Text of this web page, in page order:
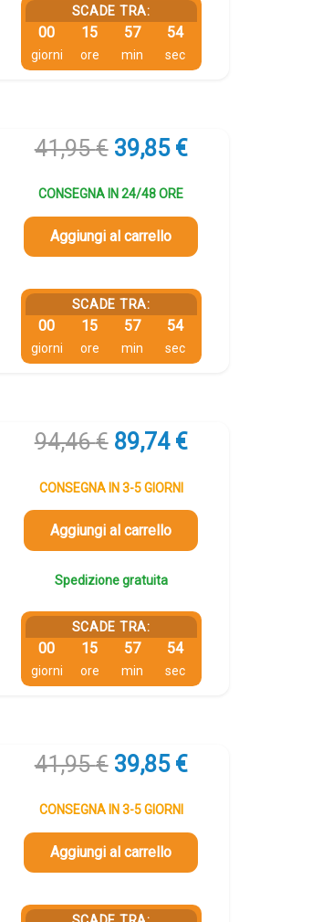
SCADE TRA:
00
giorni
15
ore
57
min
53
sec
41,95€ Il
originale
era:
41,95 €.
39,85 €Il
è:
CONSEGNA IN 24/48 ORE
Aggiungi al carrello
SCADE TRA:
00
giorni
15
ore
57
min
53
sec
94,46€ Il
originale
era:
94,46 €.
89,74 €Il
è:
CONSEGNA IN 3-5 GIORNI
Aggiungi al carrello
Spedizione gratuita
SCADE TRA:
00
giorni
15
ore
57
min
53
sec
41,95€ Il
originale
era:
41,95 €.
39,85 €Il
è:
CONSEGNA IN 3-5 GIORNI
Aggiungi al carrello